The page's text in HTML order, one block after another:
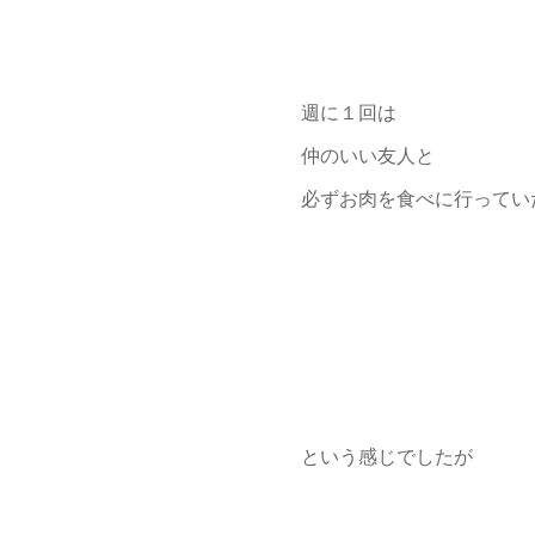
週に１回は
仲のいい友人と
必ずお肉を食べに行って
という感じでしたが